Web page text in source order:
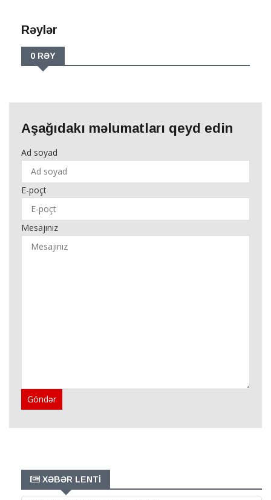
Rəylər
0 RƏY
Aşağıdakı məlumatları qeyd edin
Ad soyad
E-poçt
Mesajınız
Göndər
XƏBƏR LENTİ